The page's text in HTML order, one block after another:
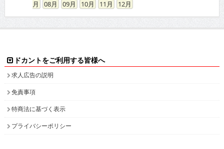
ドカントをご利用する皆様へ
特商法に基づく表示
プライバシーポリシー
ドカント発インフォメーション